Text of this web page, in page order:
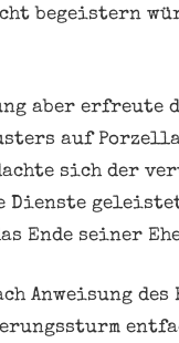
begeistern
aber
auf
sich der
Dienste
Ende seiner
Anweisung